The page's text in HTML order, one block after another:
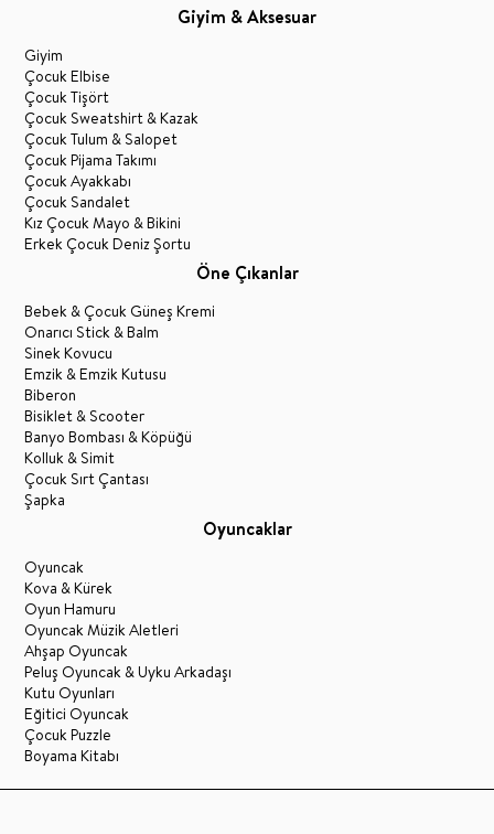
Giyim & Aksesuar
Giyim
Çocuk Elbise
Çocuk Tişört
Çocuk Sweatshirt & Kazak
Çocuk Tulum & Salopet
Çocuk Pijama Takımı
Çocuk Ayakkabı
Çocuk Sandalet
Kız Çocuk Mayo & Bikini
Erkek Çocuk Deniz Şortu
Öne Çıkanlar
Bebek & Çocuk Güneş Kremi
Onarıcı Stick & Balm
Sinek Kovucu
Emzik & Emzik Kutusu
Biberon
Bisiklet & Scooter
Banyo Bombası & Köpüğü
Kolluk & Simit
Çocuk Sırt Çantası
Şapka
Oyuncaklar
Oyuncak
Kova & Kürek
Oyun Hamuru
Oyuncak Müzik Aletleri
Ahşap Oyuncak
Peluş Oyuncak & Uyku Arkadaşı
Kutu Oyunları
Eğitici Oyuncak
Çocuk Puzzle
Boyama Kitabı